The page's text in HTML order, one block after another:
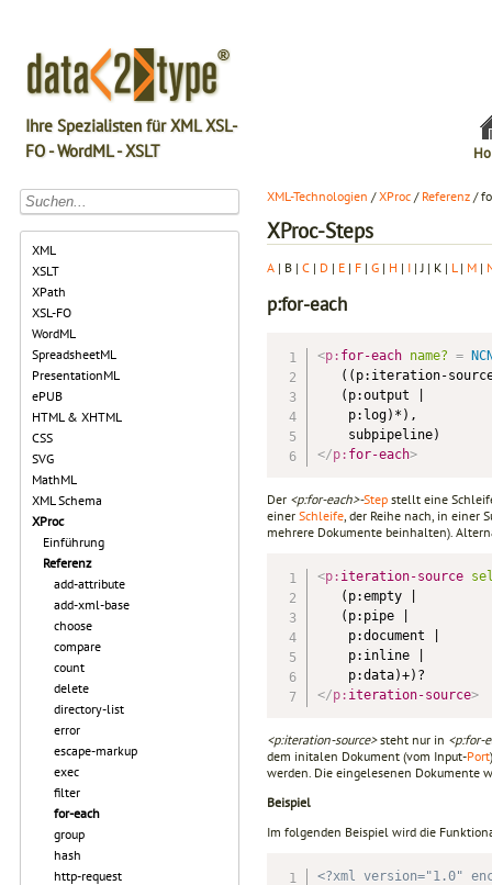
Ihre Spezialisten für XML XSL-
FO - WordML - XSLT
XML
XSLT
XPath
XSL-FO
WordML
SpreadsheetML
PresentationML
ePUB
HTML & XHTML
CSS
SVG
MathML
XML Schema
XProc
Einführung
Referenz
add-attribute
add-xml-base
choose
compare
count
delete
directory-list
error
escape-markup
exec
filter
for-each
group
hash
http-request
XML-Technologien /XProc / Referenz /
XProc-Steps
A | B | C | D | E | F | G | H | I | J | K | L | M |
p:for-each
<p: for-each name? =
((p:iteration-
   (p:output |
    p:log)*),
</p: for-each>
Der <p:for-each>-Step stellt eine
einer Schleife , der Reihe nach, in
mehrere Dokumente beinhalten).
<p: iteration-source
   (p:empty |
   (p:pipe |
    p:document |
    p:inline |
</p: iteration-source>
<p:iteration-source>steht nur in <p:for-
dem initalen Dokument (vom Input-Port
werden. Die eingelesenen Dokumente
Beispiel
Im folgenden Beispiel wird die
<?xml version="1.0"